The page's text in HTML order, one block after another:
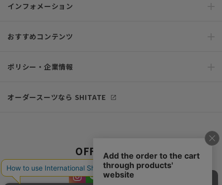
インフォメーション
おすすめコンテンツ
ポリシー・企業情報
オーダースーツなら SHITATE
OFFICIAL SNS